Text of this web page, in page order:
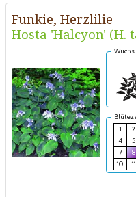
Funkie, Herzlilie
Hosta 'Halcyon' (H.
Wuchs
1
2
4
5
7
8
10
11